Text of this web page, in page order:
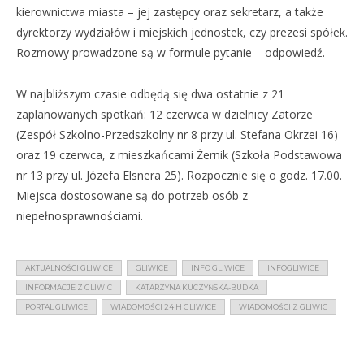
kierownictwa miasta – jej zastępcy oraz sekretarz, a także
dyrektorzy wydziałów i miejskich jednostek, czy prezesi spółek.
Rozmowy prowadzone są w formule pytanie – odpowiedź.
W najbliższym czasie odbędą się dwa ostatnie z 21
zaplanowanych spotkań: 12 czerwca w dzielnicy Zatorze
(Zespół Szkolno-Przedszkolny nr 8 przy ul. Stefana Okrzei 16)
oraz 19 czerwca, z mieszkańcami Żernik (Szkoła Podstawowa
nr 13 przy ul. Józefa Elsnera 25). Rozpocznie się o godz. 17.00.
Miejsca dostosowane są do potrzeb osób z
niepełnosprawnościami.
AKTUALNOŚCI GLIWICE GLIWICE INFO GLIWICE INFOGLIWICE
INFORMACJE Z GLIWIC KATARZYNA KUCZYŃSKA-BUDKA
PORTAL GLIWICE WIADOMOŚCI 24 H GLIWICE WIADOMOŚCI Z GLIWIC